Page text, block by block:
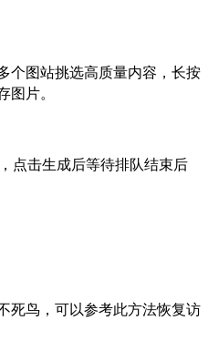
个图站挑选高质量内容，长按
片。
点击生成后等待排队结束后
死鸟，可以参考此方法恢复访